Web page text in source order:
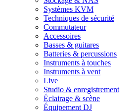
Systèmes KVM
Techniques de sécurité
Commutateur
Accessoires
Basses & guitares
Batteries & percussions
Instruments à touches
Instruments à vent
Live
Studio & enregistrement
Éclairage & scène
Équipement DJ